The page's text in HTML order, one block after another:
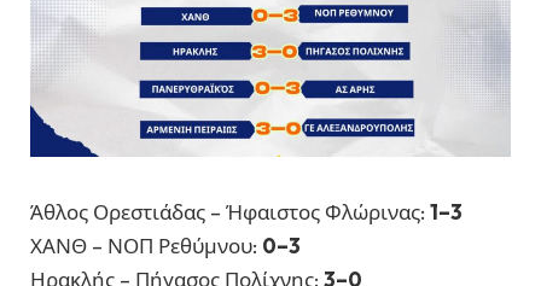
Άθλος Ορεστιάδας – Ήφαιστος Φλώρινας: 1–3
ΧΑΝΘ – ΝΟΠ Ρεθύμνου: 0–3
Ηρακλής – Πήγασος Πολίχνης: 3–0